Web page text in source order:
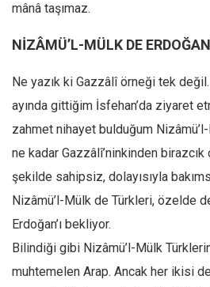
mânâ taşımaz.
NİZÂMÜ’L-MÜLK DE
Ne yazık ki Gazzâlî örneği tek
ayında gittiğim İsfehan’da ziyaret
zahmet nihayet bulduğum
ne kadar Gazzâlî’ninkinden
şekilde sahipsiz, dolayısıyla
Nizâmü’l-Mülk de Türkleri, özelde
Erdoğan’ı bekliyor.
Bilindiği gibi Nizâmü’l-Mülk
muhtemelen Arap. Ancak her ikisi